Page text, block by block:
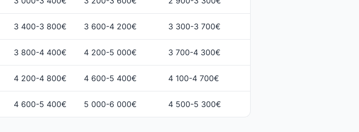
3 400-3 800€ 3 600-4 200€ 3 300-3 700€
3 800-4 400€ 4 200-5 000€ 3 700-4 300€
4 200-4 800€ 4 600-5 400€ 4 100-4 700€
4 600-5 400€ 5 000-6 000€ 4 500-5 300€